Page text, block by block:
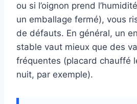
ou si l’oignon prend
un emballage fermé), vous
de défauts. En général, un
stable vaut mieux que des
fréquentes (placard chauffé
nuit, par exemple).